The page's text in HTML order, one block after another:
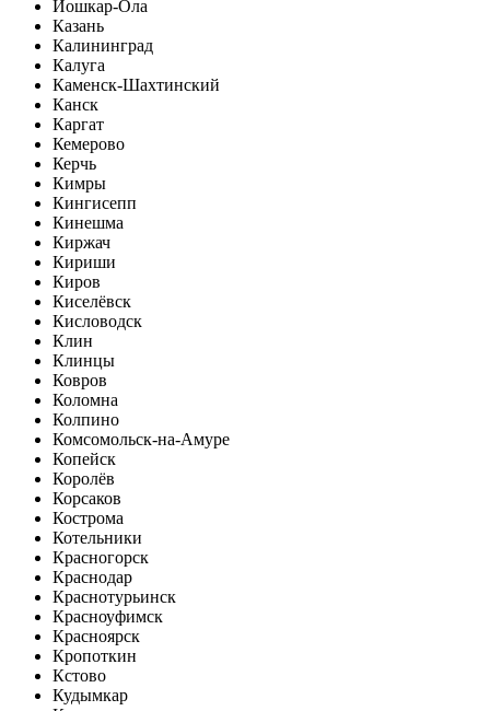
Йошкар-Ола
Казань
Калининград
Калуга
Каменск-Шахтинский
Канск
Каргат
Кемерово
Керчь
Кимры
Кингисепп
Кинешма
Киржач
Кириши
Киров
Киселёвск
Кисловодск
Клин
Клинцы
Ковров
Коломна
Колпино
Комсомольск-на-Амуре
Копейск
Королёв
Корсаков
Кострома
Котельники
Красногорск
Краснодар
Краснотурьинск
Красноуфимск
Красноярск
Кропоткин
Кстово
Кудымкар